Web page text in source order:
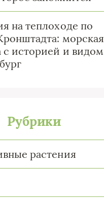
на теплоходе по
морская
с историей и видом
Рубрики
растения